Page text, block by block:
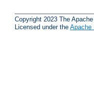
Copyright 2023 The
Licensed under the Apache